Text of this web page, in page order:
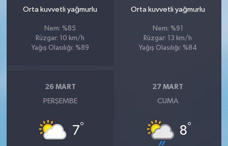
Orta kuvvetli yağmurlu
Nem: %85
Rüzgar: 10 km/h
Yağış Olasılığı: %89
Orta kuvvetli yağmurlu
Nem: %91
Rüzgar: 13 km/h
Yağış Olasılığı: %84
26 MART
PERŞEMBE
7°
27 MART
CUMA
8°